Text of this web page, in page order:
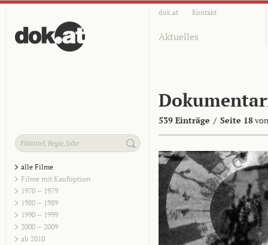
dok.at Kontakt
Aktuelles
539 Einträge / Seite 18
alle Filme
Filme mit Kaufoption
1970 – 1979
1980 – 1989
1990 – 1999
2000 – 2009
ab 2010